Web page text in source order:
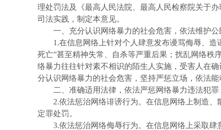
理处罚法及《最高人民法院、最高人民检察院关于
司法实践，制定本意见。
一、充分认识网络暴力的社会危害，依法维护
1.在信息网络上针对个人肆意发布谩骂侮辱、
死亡”甚至精神失常、自杀等严重后果；扰乱网络秩
络暴力往往针对素不相识的陌生人实施，受害人在
分认识网络暴力的社会危害，坚持严惩立场，依法
二、准确适用法律，依法严惩网络暴力违法犯罪
2.依法惩治网络诽谤行为。在信息网络上制造
定罪处罚。
3.依法惩治网络侮辱行为。在信息网络上采取